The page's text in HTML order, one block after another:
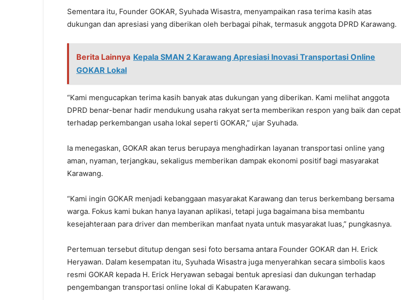
Sementara itu, Founder GOKAR, Syuhada Wisastra, menyampaikan rasa terima kasih atas
dukungan dan apresiasi yang diberikan oleh berbagai pihak, termasuk anggota DPRD Karawang.
Berita Lainnya Kepala SMAN 2 Karawang Apresiasi Inovasi Transportasi Online
GOKAR Lokal
“Kami mengucapkan terima kasih banyak atas dukungan yang diberikan. Kami melihat anggota
DPRD benar-benar hadir mendukung usaha rakyat serta memberikan respon yang baik dan cepat
terhadap perkembangan usaha lokal seperti GOKAR,” ujar Syuhada.
Ia menegaskan, GOKAR akan terus berupaya menghadirkan layanan transportasi online yang
aman, nyaman, terjangkau, sekaligus memberikan dampak ekonomi positif bagi masyarakat
Karawang.
“Kami ingin GOKAR menjadi kebanggaan masyarakat Karawang dan terus berkembang bersama
warga. Fokus kami bukan hanya layanan aplikasi, tetapi juga bagaimana bisa membantu
kesejahteraan para driver dan memberikan manfaat nyata untuk masyarakat luas,” pungkasnya.
Pertemuan tersebut ditutup dengan sesi foto bersama antara Founder GOKAR dan H. Erick
Heryawan. Dalam kesempatan itu, Syuhada Wisastra juga menyerahkan secara simbolis kaos
resmi GOKAR kepada H. Erick Heryawan sebagai bentuk apresiasi dan dukungan terhadap
pengembangan transportasi online lokal di Kabupaten Karawang.